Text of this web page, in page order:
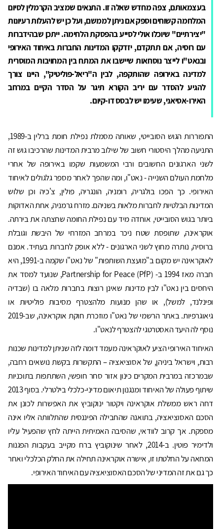
בעצמאותם, צפה מחדש שאלה זו. התנאים שמציב הקרמלין לסיום
המלחמה קשוחים וספק אם ניתן לממשם, ועל כן יש להעלות רעיונות
"יצירתיים" שיוכלו אולי לסייע בהפסקת הלחימה. ייתכן שבהידברות
עם רוסיה, אם תתקדם, יזדקקו המדינות החברות באיחוד האירופי
ובנאט"ו לייצר נוסחאות שיישבו את המתח בין המחויבות המוסרית
למדינה באירופה שהותקפה, לבין ה"ריאל-פוליטיק", היינו צורך
להגיע להסדר עם יריב הקורא תיגר על הסדר הקיים במרחב
האירו-אסיאני, שעימו יש לבסס דו-קיום.
התפוררות הגוש הסובייטי, שאותה מסמלת נפילת חומת ברלין ב-1989,
התניעה מהלך היסטורי חשוב של שילוב מרבית המדינות שהרכיבו גוש זה
לשני הארגונים החשובים ורבי המשמעות שקמו באירופה של אחרי
מלחמת העולם השנייה - נאט"ו, ומה שהפך לאחר מספר גלגולים לאיחוד
האירופי. כך הפכו בולגריה, רומניה, הונגריה, פולין, צ'כיה וכן שלוש
המדינות הבלטיות לחברות מלאות בשניהם. מזרח גרמניה, אחת האדוקות
ביותר בגוש הסובייטי, אוחדה מיד עם נפילת החומה שחצתה את בירתה.
אוקראינה, שתופסת שטח ניכר במרחב המזרחי של היבשת וגובלת
ברוסיה, נותרה מחוץ לשני הארגונים - ללא אופק לחברות בעתיד. אמנם
לאוקראינה יש מקום ב"מועצת השותפות" של נאט"ו שקמה ב-1991, היא
חברה מאז 1994 ב- Partnership for Peace (PfP), שנועד למסד את
היחסים בין נאט"ו לבין מדינות שאינן רוצות בחברות מלאה בו (שבדיה
ופינלנד, למשל), או שהן מנועות מלהצטרף מסיבות פוליטיות או
גיאוגרפיות. באתר הרשמי של נאט"ו מוזכרת חוקת אוקראינה, שב-2019
נוסף לה היעד האסטרטגי להצטרף לנאט"ו.
האיחוד האירופי הציע לאוקראינה מעמד דומה לזה שניתן למדינות שכנות
רבות, וישראל ביניהן, של אסוציאציה – התקשרות בקשת נושאים רחבה,
שבמרכזה במרבית המקרים כינון אזור סחר חופשי, השתתפות בתוכניות
שיתוף פעולה של האיחוד ומנגנון תיאום מדיני-כלכלי בילטרלי. בסוף 2013
דחה ראש ממשלת אוקראינה ויקטור ינוקוביץ את האפשרות לכונן את
הסכם האסוציאציה, בתואנה שהחבילה הפיננסית שהתלוותה אליו אינה
מספקת. אך קרוב לוודאי, שהסיבה האמיתית הייתה לחץ שהפעיל עליו
ולדימיר פוטין. ב-2014, לאחר שינוקוביץ ברח מקייב בעקבות הפגנות
המחאה על החלטתו זו, אישרה אוקראינה תחילה את החלק הכלכלי ואחר
כך גם את זה המדיני של הסכם האסוציאציה עם האיחוד האירופי.